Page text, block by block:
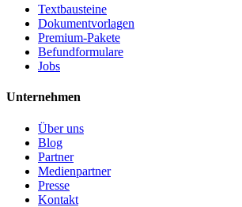
Textbausteine
Dokumentvorlagen
Premium-Pakete
Befundformulare
Jobs
Unternehmen
Über uns
Blog
Partner
Medienpartner
Presse
Kontakt